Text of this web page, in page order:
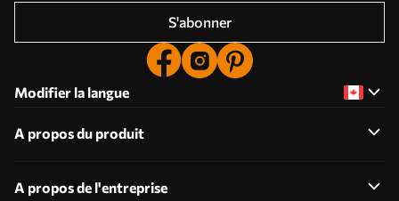
S'abonner
Modifier la langue
A propos du produit
A propos de l'entreprise